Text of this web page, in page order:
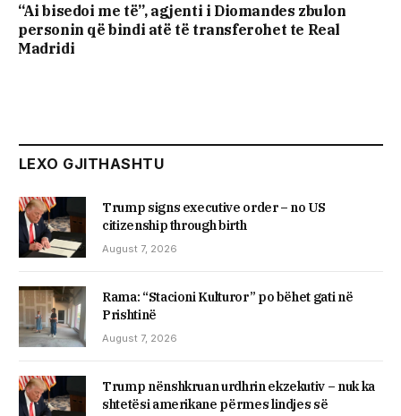
“Ai bisedoi me të”, agjenti i Diomandes zbulon
personin që bindi atë të transferohet te Real
Madridi
LEXO GJITHASHTU
Trump signs executive order – no US
citizenship through birth
August 7, 2026
Rama: “Stacioni Kulturor” po bëhet gati në
Prishtinë
August 7, 2026
Trump nënshkruan urdhrin ekzekutiv – nuk ka
shtetësi amerikane përmes lindjes së